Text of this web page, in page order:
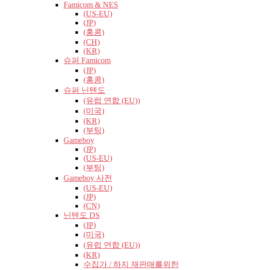
Famicom & NES
(US-EU)
(JP)
(홍콩)
(CH)
(KR)
슈퍼 Famicom
(JP)
(홍콩)
슈퍼 닌텐도
(유럽​​ 연합 (EU))
(미국)
(KR)
(부팅)
Gameboy
(JP)
(US-EU)
(부팅)
Gameboy 사전
(US-EU)
(JP)
(CN)
닌텐도 DS
(JP)
(미국)
(유럽​​ 연합 (EU))
(KR)
수집가 / 하지 재판매를위한